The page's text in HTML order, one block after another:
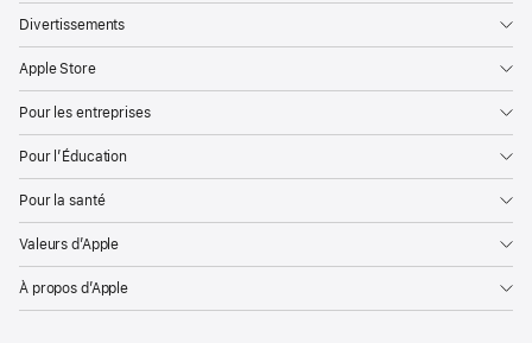
Divertissements
Apple Store
Pour les entreprises
Pour l’Éducation
Pour la santé
Valeurs d’Apple
À propos d’Apple